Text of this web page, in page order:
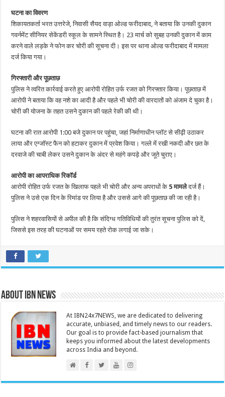
घटना का विवरण
शिकायतकर्ता भरत उत्तरेजे, निवासी सैयद वाड़ा ओल्ड फरीदाबाद, ने बताया कि उनकी दुकान
गवर्नमेंट सीनियर सेकेंडरी स्कूल के सामने स्थित है। 23 मार्च को सुबह उनकी दुकान में काम
करने वाले लड़के ने फोन कर चोरी की सूचना दी। इस पर थाना ओल्ड फरीदाबाद में मामला
दर्ज किया गया।
गिरफ्तारी और पूछताछ
पुलिस ने त्वरित कार्रवाई करते हुए आरोपी रोहित उर्फ रजत को गिरफ्तार किया। पूछताछ में
आरोपी ने बताया कि वह नशे का आदी है और पहले भी चोरी की वारदातों को अंजाम दे चुका है।
चोरी की योजना के तहत उसने दुकान की पहले रेकी की थी।
घटना की रात आरोपी 1:00 बजे दुकान पर पहुंचा, जहां निर्माणाधीन प्लॉट से सीढ़ी उठाकर
लाया और एग्जॉस्ट फैन को हटाकर दुकान में प्रवेश किया। गल्ले में रखी नकदी और छत के
दरवाजे की चाबी लेकर उसने दुकान के अंदर से महंगे कपड़े और जूते चुराए।
आरोपी का आपराधिक रिकॉर्ड
आरोपी रोहित उर्फ रजत के खिलाफ पहले भी चोरी और अन्य अपराधों के 5 मामलेदर्ज हैं।
पुलिस ने उसे एक दिन के रिमांड पर लिया है और उससे आगे की पूछताछ की जा रही है।
पुलिस ने शहरवासियों से अपील की है कि संदिग्ध गतिविधियों की तुरंत सूचना पुलिस को दें,
जिससे इस तरह की घटनाओं पर समय रहते रोक लगाई जा सके।
About IBN NEWS
At IBN24x7NEWS, we are dedicated to delivering
accurate, unbiased, and timely news to our readers.
Our goal is to provide fact-based journalism that
keeps you informed about the latest developments
across India and beyond.